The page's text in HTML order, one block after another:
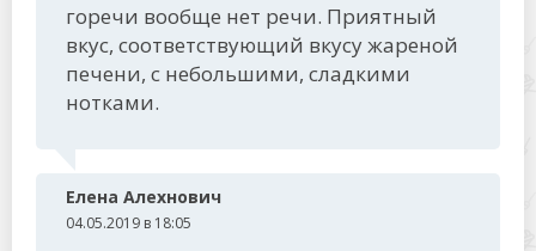
горечи вообще нет речи. Приятный
вкус, соответствующий вкусу жареной
печени, с небольшими, сладкими
нотками.
Елена Алехнович
04.05.2019 в 18:05